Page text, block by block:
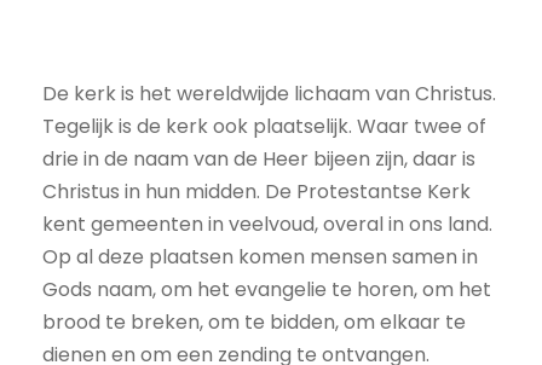
De kerk is het wereldwijde lichaam van Christus.
Tegelijk is de kerk ook plaatselijk. Waar twee of
drie in de naam van de Heer bijeen zijn, daar is
Christus in hun midden. De Protestantse Kerk
kent gemeenten in veelvoud, overal in ons land.
Op al deze plaatsen komen mensen samen in
Gods naam, om het evangelie te horen, om het
brood te breken, om te bidden, om elkaar te
dienen en om een zending te ontvangen.